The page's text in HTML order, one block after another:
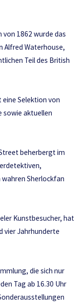
von 1862 wurde das
Alfred Waterhouse,
Teil des British
Selektion von
sowie aktuellen
beherbergt im
Sherlockfan
Kunstbesucher, hat
vier Jahrhunderte
die sich nur
Tag ab 16.30 Uhr